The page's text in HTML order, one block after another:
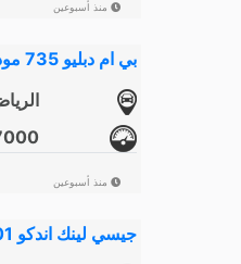
منذ أسبوعين
بي ام دبليو 735 موديل 2025
منذ أسبوعين
جيسي لينك اندكو 01 موديل 2026